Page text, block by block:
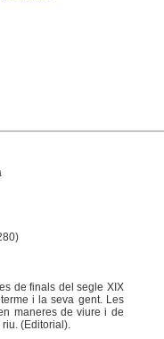
de finals del segle XIX
i la seva gent. Les
maneres de viure i de
(Editorial).